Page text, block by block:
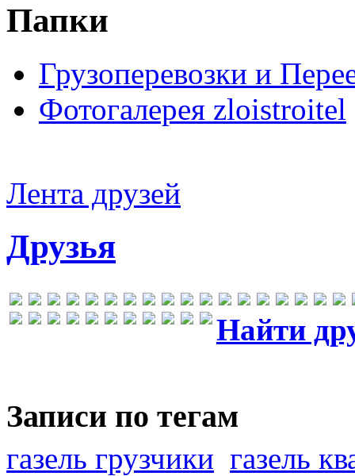
Папки
Грузоперевозки и
Фотогалерея zloistroitel
Лента друзей
Друзья
Найти
Записи по тегам
газель грузчики газель